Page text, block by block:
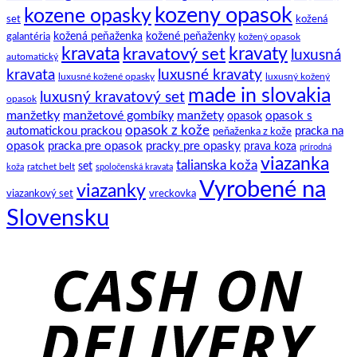
história
klasický
spoločenský
motýlik
set kozene opasky kozeny opasok kožená
galantéria kožená peňaženka kožené peňaženky kožený opasok
automatický kravata kravatový set kravaty luxusná
kravata luxusné kožené opasky luxusné kravaty luxusný kožený
opasok luxusný kravatový set made in slovakia
manžetky manžetové gombíky manžety opasok opasok s
automatickou prackou opasok z kože peňaženka z kože pracka na
opasok pracka pre opasok pracky pre opasky prava koza prírodná
koža ratchet belt set spoločenská kravata talianska koža viazanka
viazankový set viazanky vreckovka Vyrobené na
Slovensku